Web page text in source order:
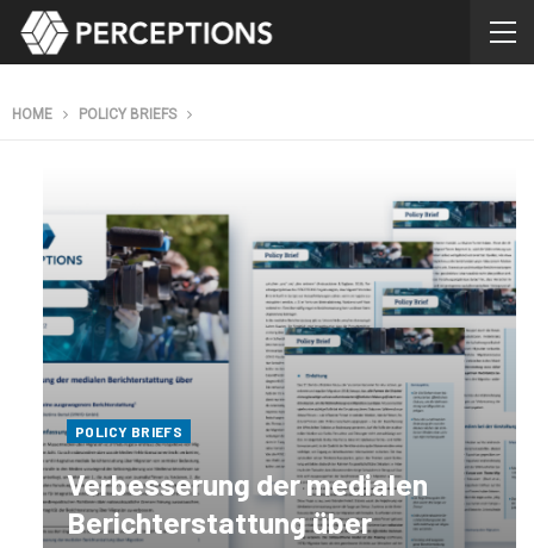
HOME POLICY BRIEFS
POLICY BRIEFS
Verbesserung der medialen
Berichterstattung über